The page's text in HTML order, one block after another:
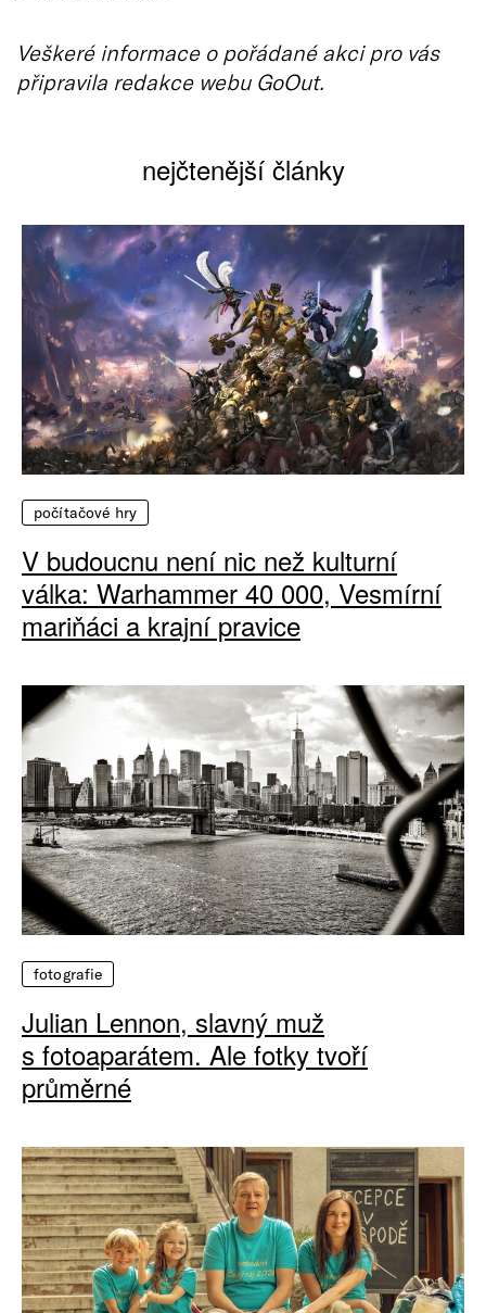
Veškeré informace o pořádané akci pro vás
připravila redakce webu GoOut.
nejčtenější články
počítačové hry
V budoucnu není nic než kulturní
válka: Warhammer 40 000, Vesmírní
mariňáci a krajní pravice
fotografie
Julian Lennon, slavný muž
s fotoaparátem. Ale fotky tvoří
průměrné